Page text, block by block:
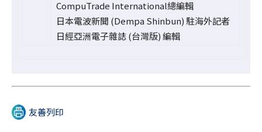
CompuTrade International總編輯
日本電波新聞 (Dempa Shinbun) 駐海外記者
日經亞洲電子雜誌 (台灣版) 編輯
友善列印